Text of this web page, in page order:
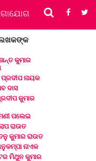
କୁମାର
ପ୍ରଦୀପ ନାୟକ
ଦାସ
କୁମାର
ପଲେଇ
ରାଉତ
କୁମାର ରାଉତ
ନାଏକ
ମିଥୁନ କୁମାର